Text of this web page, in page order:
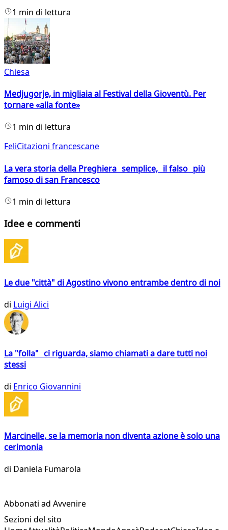
1 min di lettura
Chiesa
Medjugorje, in migliaia al Festival della Gioventù. Per
tornare «alla fonte»
1 min di lettura
FeliCitazioni francescane
La vera storia della Preghiera semplice, il falso più
famoso di san Francesco
1 min di lettura
Idee e commenti
Le due "città" di Agostino vivono entrambe dentro di noi
di Luigi Alici
La "folla" ci riguarda, siamo chiamati a dare tutti noi
stessi
di Enrico Giovannini
Marcinelle, se la memoria non diventa azione è solo una
cerimonia
di Daniela Fumarola
Abbonati ad Avvenire
Sezioni del sito